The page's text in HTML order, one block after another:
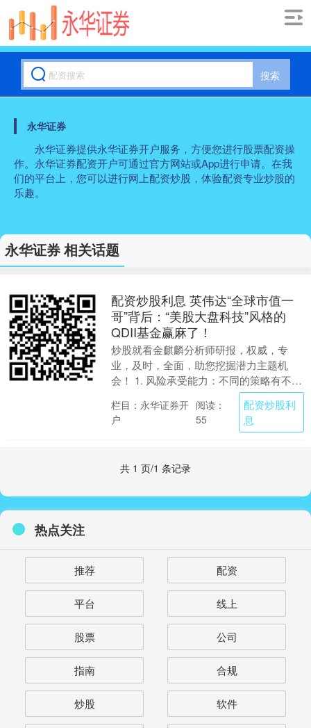
搜索
永华证券
永华证券提供永华证券开户服务，方便您进行股票配资操
作。永华证券配资开户可通过官方网站或App进行申请。在我
们的平台上，您可以进行网上配资炒股，体验配资专业炒股的
乐趣。
永华证券 相关话题
配资炒股利息 英伟达“全球市值一
哥”背后：“美股大盘科技”风格的
QDII基金赢麻了！
炒股就看金麒麟分析师研报，权威，专
业，及时，全面，助您挖掘潜力主题机
会！ 1. 风险承受能力：不同的策略有不同
的风险水平，根据自己的风险承受能力选
择适合自己的策....
栏目：永华证券开
户
阅读：
55
配资炒股利
息
共 1 页/1 条记录
热点关注
推荐 配资
平台 线上
股票 公司
指南 合规
炒股 软件